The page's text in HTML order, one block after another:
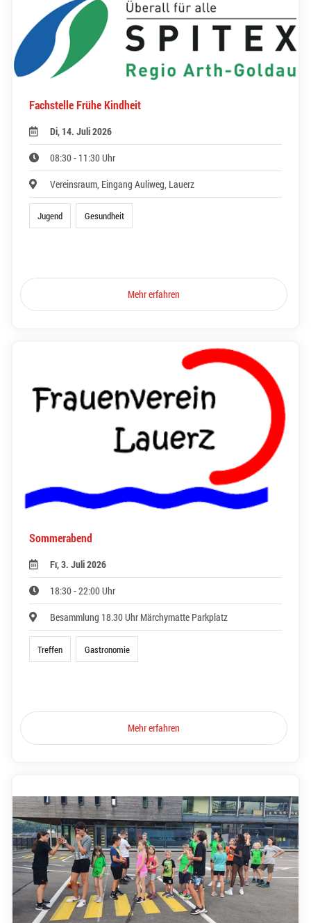
Fachstelle Frühe Kindheit
Di, 14. Juli 2026
08:30 - 11:30 Uhr
Vereinsraum, Eingang Auliweg, Lauerz
Jugend Gesundheit
Mehr erfahren
Sommerabend
Fr, 3. Juli 2026
18:30 - 22:00 Uhr
Besammlung 18.30 Uhr Märchymatte Parkplatz
Treffen Gastronomie
Mehr erfahren